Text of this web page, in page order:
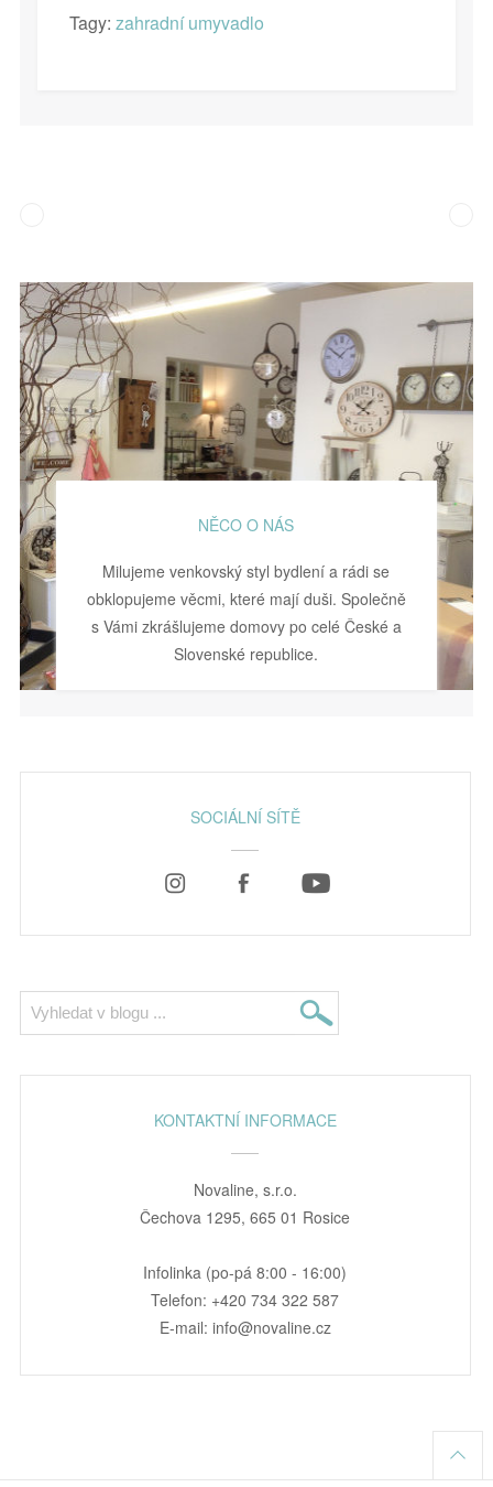
Tagy: zahradní umyvadlo
NĚCO O NÁS
Milujeme venkovský styl bydlení a rádi se
obklopujeme věcmi, které mají duši. Společně
s Vámi zkrášlujeme domovy po celé České a
Slovenské republice.
SOCIÁLNÍ SÍTĚ
KONTAKTNÍ INFORMACE
Novaline, s.r.o.
Čechova 1295, 665 01 Rosice
Infolinka (po-pá 8:00 - 16:00)
Telefon: +420 734 322 587
E-mail: info@novaline.cz